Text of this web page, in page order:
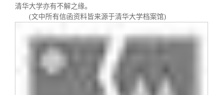
信息化服务
三创大赛
总会简介
会长致辞
关闭
清华大学亦有不解之缘。
(文中所有信函资料皆来源于清华大学档案馆)